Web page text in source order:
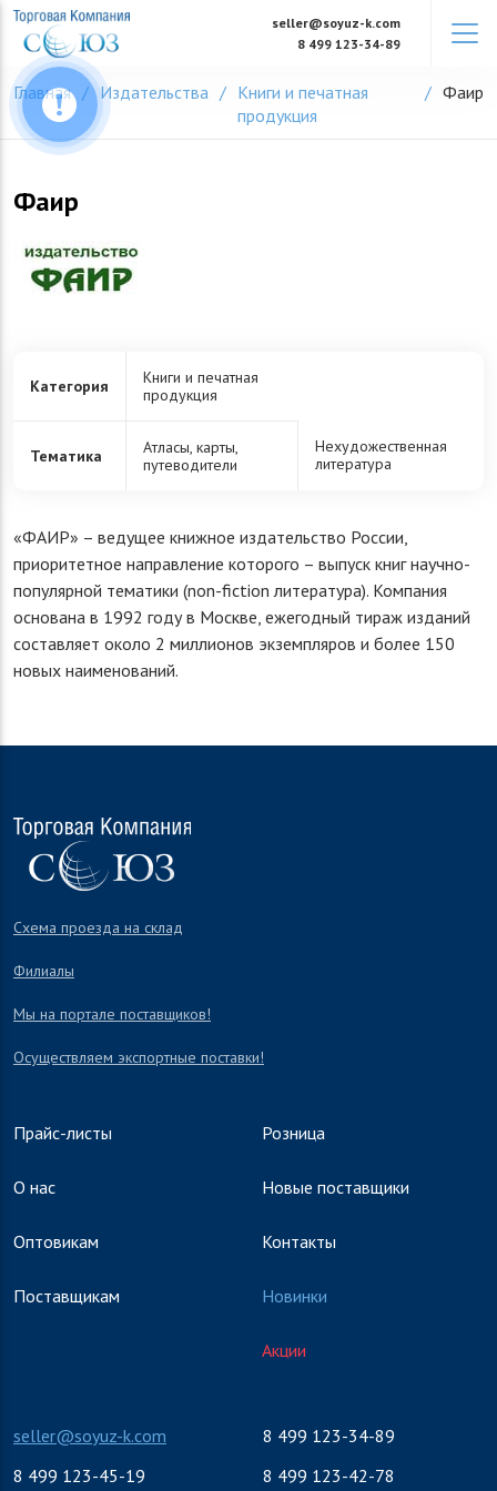
Skip
content
seller@soyuz-k.com
8 499 123-34-89
Главная Издательства
Книги и печатная
продукция
Фаир
Фаир
Категория
Книги и печатная
продукция
Тематика
Атласы, карты,
путеводители
Нехудожественная
литература
«ФАИР» – ведущее книжное издательство России,
приоритетное направление которого – выпуск книг научно-
популярной тематики (non-fiction литература). Компания
основана в 1992 году в Москве, ежегодный тираж изданий
составляет около 2 миллионов экземпляров и более 150
новых наименований.
Схема проезда на склад
Филиалы
Мы на портале поставщиков!
Осуществляем экспортные поставки!
Прайс-листы
О нас
Оптовикам
Поставщикам
Розница
Новые поставщики
Контакты
Новинки
Акции
seller@soyuz-k.com
8 499 123-34-89
8 499 123-45-19
8 499 123-42-78